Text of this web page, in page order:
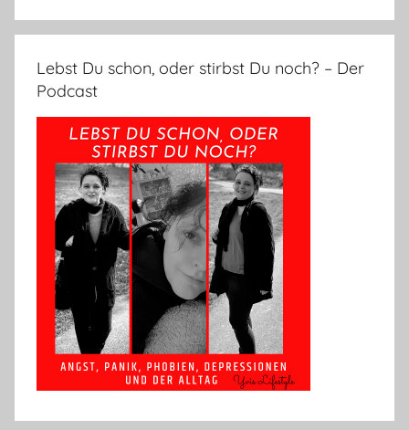
Lebst Du schon, oder stirbst Du noch? – Der
Podcast